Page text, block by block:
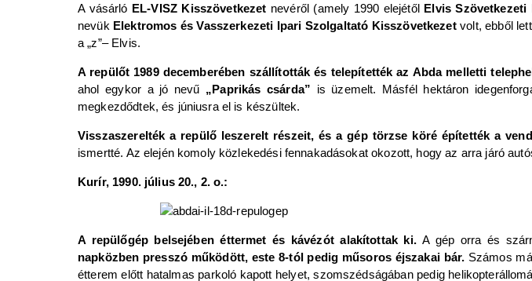
A vásárló EL-VISZ Kisszövetkezet nevéről (amely 1990 elejétőlElvis Szövetkezeti
nevük Elektromos és Vasszerkezeti Ipari Szolgaltató Kisszövetkezetvolt, ebből
a „z”– Elvis.
A repülőt 1989 decemberében szállították és telepítették az Abda melletti
ahol egykor a jó nevű „Paprikás csárda” is üzemelt. Másfél hektáron
megkezdődtek, és júniusra el is készültek.
Visszaszerelték a repülő leszerelt részeit, és a gép törzse köré építették a
ismertté. Az elején komoly közlekedési fennakadásokat okozott, hogy az arra járó
Kurír, 1990. július 20., 2. o.:
A repülőgép belsejében éttermet és kávézót alakítottak ki.A gép orra és
napközben presszó működött, este 8-tól pedig műsoros éjszakai bár. Számos
étterem előtt hatalmas parkoló kapott helyet, szomszédságában pedig